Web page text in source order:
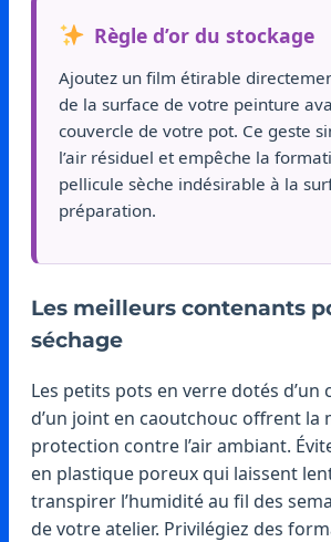
Règle d’or du stockage
Ajoutez un film étirable
de la surface de votre peinture
couvercle de votre pot. Ce geste
l’air résiduel et empêche la
pellicule sèche indésirable à la
préparation.
Les meilleurs contenants
séchage
Les petits pots en verre dotés d’un
d’un joint en caoutchouc offrent la
protection contre l’air ambiant.
en plastique poreux qui laissent
transpirer l’humidité au fil des
de votre atelier. Privilégiez des